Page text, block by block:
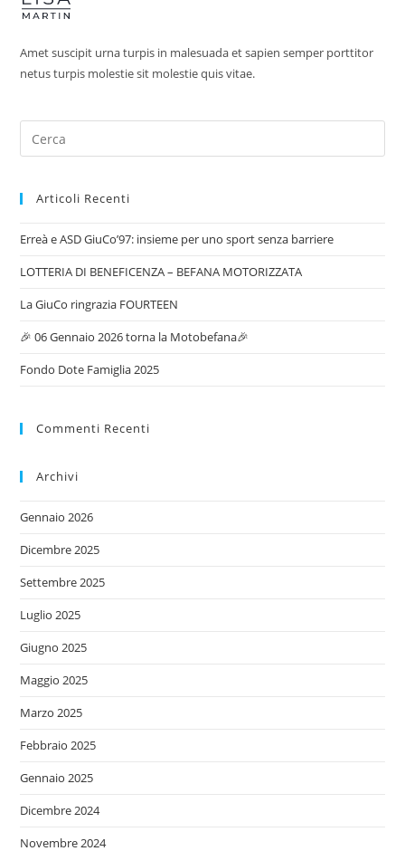
Amet suscipit urna turpis in malesuada et sapien semper porttitor
netus turpis molestie sit molestie quis vitae.
Articoli Recenti
Erreà e ASD GiuCo’97: insieme per uno sport senza barriere
LOTTERIA DI BENEFICENZA – BEFANA MOTORIZZATA
La GiuCo ringrazia FOURTEEN
🎉 06 Gennaio 2026 torna la Motobefana🎉
Fondo Dote Famiglia 2025
Commenti Recenti
Archivi
Gennaio 2026
Dicembre 2025
Settembre 2025
Luglio 2025
Giugno 2025
Maggio 2025
Marzo 2025
Febbraio 2025
Gennaio 2025
Dicembre 2024
Novembre 2024